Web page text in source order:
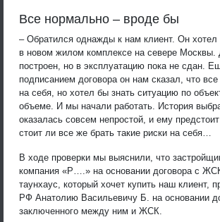
Все нормально – вроде бы
– Обратился однажды к нам клиент. Он хотел
в новом жилом комплексе на севере Москвы.
построен, но в эксплуатацию пока не сдан.
подписанием договора он нам сказал, что все
на себя, но хотел бы знать ситуацию по
объеме. И мы начали работать. История
оказалась совсем непростой, и ему
стоит ли все же брать такие риски на себя…
В ходе проверки мы выяснили, что
компания «Р….» на основании договора с
таунхаус, который хочет купить наш клиент,
РФ Анатолию Васильевичу Б. на основании
заключенного между ним и ЖСК.